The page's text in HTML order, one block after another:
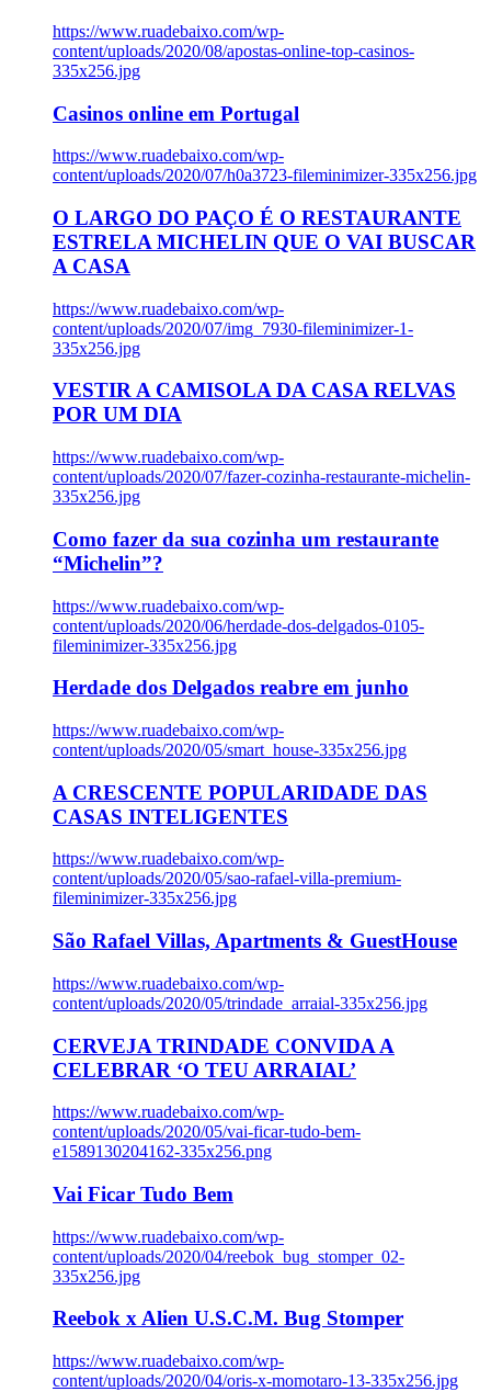
https://www.ruadebaixo.com/wp-
content/uploads/2020/08/apostas-online-top-casinos-
335x256.jpg
Casinos online em Portugal
https://www.ruadebaixo.com/wp-
content/uploads/2020/07/h0a3723-fileminimizer-335x256.jpg
O LARGO DO PAÇO É O RESTAURANTE
ESTRELA MICHELIN QUE O VAI BUSCAR
A CASA
https://www.ruadebaixo.com/wp-
content/uploads/2020/07/img_7930-fileminimizer-1-
335x256.jpg
VESTIR A CAMISOLA DA CASA RELVAS
POR UM DIA
https://www.ruadebaixo.com/wp-
content/uploads/2020/07/fazer-cozinha-restaurante-michelin-
335x256.jpg
Como fazer da sua cozinha um restaurante
“Michelin”?
https://www.ruadebaixo.com/wp-
content/uploads/2020/06/herdade-dos-delgados-0105-
fileminimizer-335x256.jpg
Herdade dos Delgados reabre em junho
https://www.ruadebaixo.com/wp-
content/uploads/2020/05/smart_house-335x256.jpg
A CRESCENTE POPULARIDADE DAS
CASAS INTELIGENTES
https://www.ruadebaixo.com/wp-
content/uploads/2020/05/sao-rafael-villa-premium-
fileminimizer-335x256.jpg
São Rafael Villas, Apartments & GuestHouse
https://www.ruadebaixo.com/wp-
content/uploads/2020/05/trindade_arraial-335x256.jpg
CERVEJA TRINDADE CONVIDA A
CELEBRAR ‘O TEU ARRAIAL’
https://www.ruadebaixo.com/wp-
content/uploads/2020/05/vai-ficar-tudo-bem-
e1589130204162-335x256.png
Vai Ficar Tudo Bem
https://www.ruadebaixo.com/wp-
content/uploads/2020/04/reebok_bug_stomper_02-
335x256.jpg
Reebok x Alien U.S.C.M. Bug Stomper
https://www.ruadebaixo.com/wp-
content/uploads/2020/04/oris-x-momotaro-13-335x256.jpg